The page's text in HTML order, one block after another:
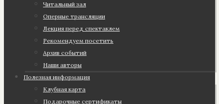
Читальный зал
Оперные трансляции
Лекция перед спектаклем
Рекомендуем посетить
Архив событий
Наши авторы
Полезная информация
Клубная карта
Подарочные сертификаты